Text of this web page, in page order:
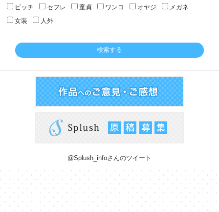
ビッチ
セフレ 童貞 ワンコ オヤジ
メガネ
女装
人外
検索する
@Splush_infoさんのツイート